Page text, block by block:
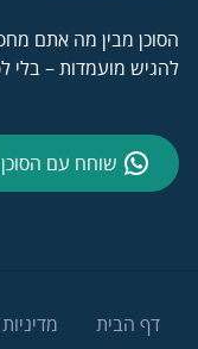
הסוכן מבין מה אתם
להגיש מועמדות – בלי
שוחח עם הסוכן AI
דף הבית